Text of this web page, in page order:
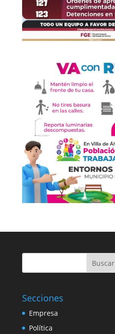
Buscar
Secciones
Empresa
Política